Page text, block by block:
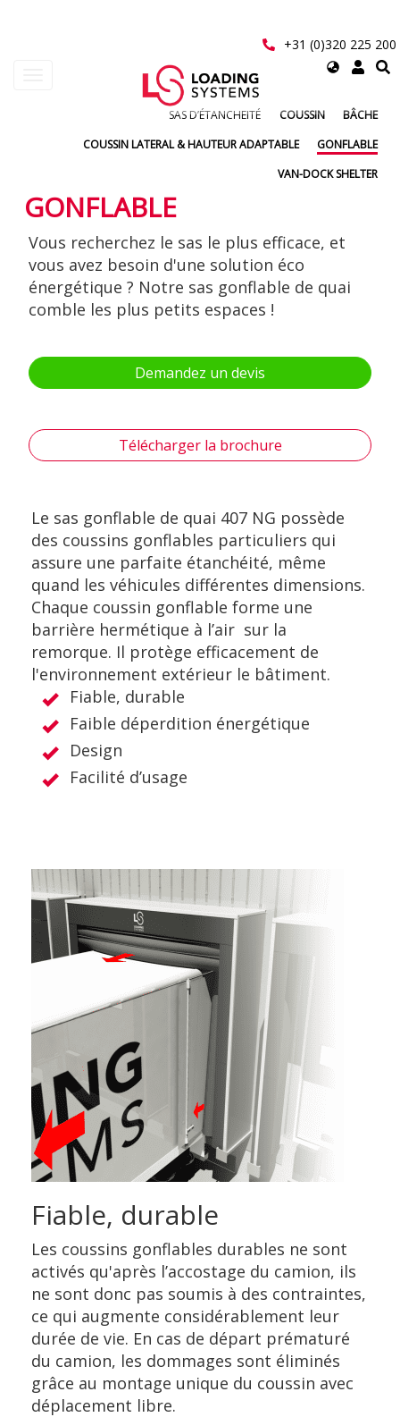
+31 (0)320 225 200
Select
menu
SAS D’ÉTANCHEITÉ COUSSIN
BÂCHE
COUSSIN LATERAL & HAUTEUR ADAPTABLE
GONFLABLE
VAN-DOCK SHELTER
GONFLABLE
Vous recherchez le sas le plus efficace, et
vous avez besoin d'une solution éco
énergétique ? Notre sas gonflable de quai
comble les plus petits espaces !
Demandez un devis
Télécharger la brochure
Le sas gonflable de quai 407 NG possède
des coussins gonflables particuliers qui
assure une parfaite étanchéité, même
quand les véhicules différentes dimensions.
Chaque coussin gonflable forme une
barrière hermétique à l’air sur la
remorque. Il protège efficacement de
l'environnement extérieur le bâtiment.
Fiable, durable
Faible déperdition énergétique
Design
Facilité d’usage
Fiable, durable
Les coussins gonflables durables ne sont
activés qu'après l’accostage du camion, ils
ne sont donc pas soumis à des contraintes,
ce qui augmente considérablement leur
durée de vie. En cas de départ prématuré
du camion, les dommages sont éliminés
grâce au montage unique du coussin avec
déplacement libre.